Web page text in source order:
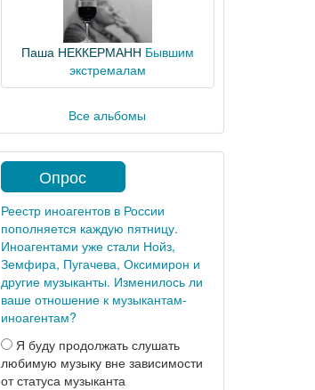
Паша НЕККЕРМАНН Бывшим
экстремалам
Все альбомы
Опрос
Реестр иноагентов в России
пополняется каждую пятницу.
Иноагентами уже стали Нойз,
Земфира, Пугачева, Оксимирон и
другие музыканты. Изменилось ли
ваше отношение к музыкантам-
иноагентам?
Я буду продолжать слушать
любимую музыку вне зависимости
от статуса музыканта